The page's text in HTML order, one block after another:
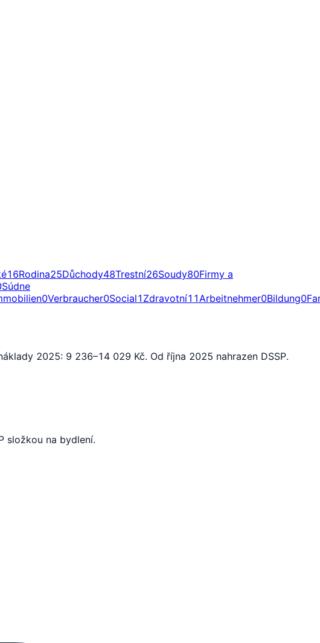
16Rodina25Důchody48Trestní26Soudy80Firmy a
Súdne
0Verbraucher0Social1 Zdravotní11Arbeitnehmer0Bildung0
2025: 9 236–14 029 Kč. Od října 2025 nahrazen DSSP.
složkou na bydlení.